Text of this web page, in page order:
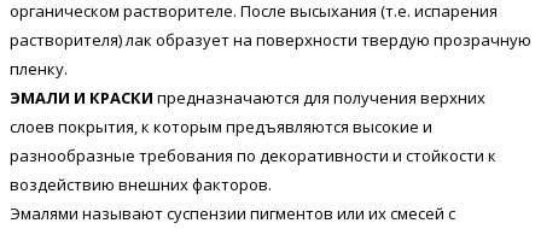
органическом растворителе. После высыхания (т.е. испарения
растворителя) лак образует на поверхности твердую прозрачную
пленку.
ЭМАЛИ И КРАСКИ предназначаются для получения верхних
слоев покрытия, к которым предъявляются высокие и
разнообразные требования по декоративности и стойкости к
воздействию внешних факторов.
Эмалями называют суспензии пигментов или их смесей с